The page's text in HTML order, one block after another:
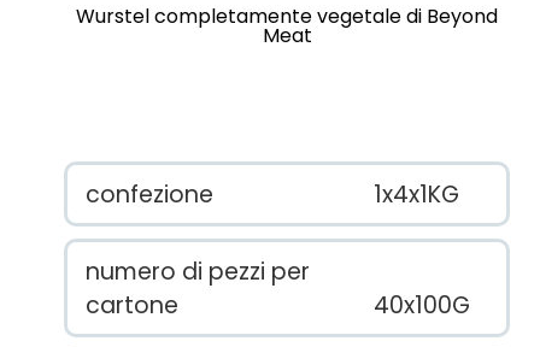
Wurstel completamente vegetale di Beyond
Meat
confezione 1x4x1KG
numero di pezzi per
cartone
40x100G